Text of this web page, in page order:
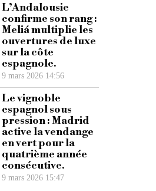
L’Andalousie
confirme son rang :
Meliá multiplie les
ouvertures de luxe
sur la côte
espagnole.
9 mars 2026 14:56
Le vignoble
espagnol sous
pression : Madrid
active la vendange
en vert pour la
quatrième année
consécutive.
9 mars 2026 15:47